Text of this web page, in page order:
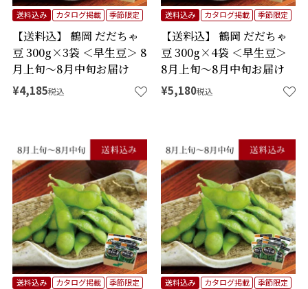
【送料込】 鶴岡 だだちゃ
豆 300g×3袋 ＜早生豆＞ 8
月上旬～8月中旬お届け
送料込み カタログ掲載 季節限定
¥4,185税込
【送料込】 鶴岡 だだちゃ
豆 300g×4袋 ＜早生豆＞
8月上旬～8月中旬お届け
送料込み カタログ掲載 季節限定
¥5,180税込
送料込み カタログ掲載 季節限定 送料込み カタログ掲載 季節限定